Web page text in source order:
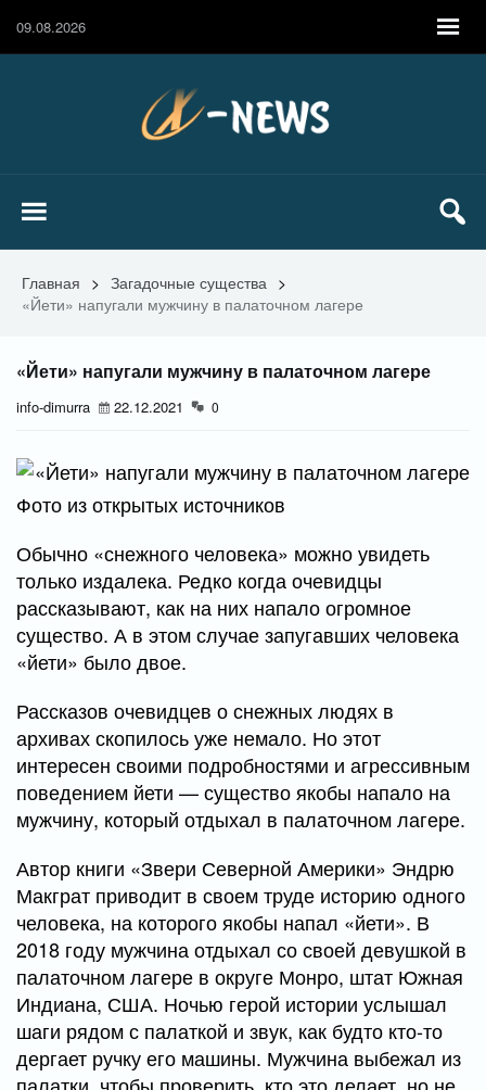
09.08.2026
Главная > Загадочные существа >
«Йети» напугали мужчину в палаточном лагере
«Йети» напугали мужчину в палаточном лагере
info-dimurra 22.12.2021 0
Фото из открытых источников
Обычно «снежного человека» можно увидеть
только издалека. Редко когда очевидцы
рассказывают, как на них напало огромное
существо. А в этом случае запугавших человека
«йети» было двое.
Рассказов очевидцев о снежных людях в
архивах скопилось уже немало. Но этот
интересен своими подробностями и агрессивным
поведением йети — существо якобы напало на
мужчину, который отдыхал в палаточном лагере.
Автор книги «Звери Северной Америки» Эндрю
Макграт приводит в своем труде историю одного
человека, на которого якобы напал «йети». В
2018 году мужчина отдыхал со своей девушкой в
палаточном лагере в округе Монро, штат Южная
Индиана, США. Ночью герой истории услышал
шаги рядом с палаткой и звук, как будто кто-то
дергает ручку его машины. Мужчина выбежал из